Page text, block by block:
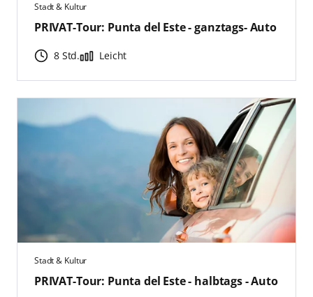
Stadt & Kultur
PRIVAT-Tour: Punta del Este - ganztags- Auto
8 Std. Leicht
Stadt & Kultur
PRIVAT-Tour: Punta del Este - halbtags - Auto